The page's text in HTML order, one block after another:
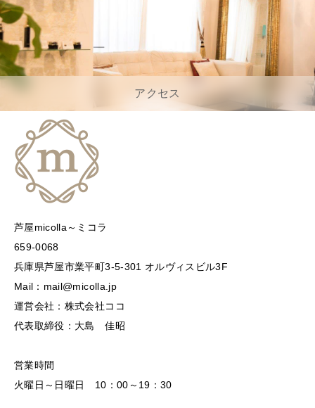
アクセス
芦屋micolla～ミコラ
659-0068
兵庫県芦屋市業平町3-5-301 オルヴィスビル3F
Mail：mail@micolla.jp
運営会社：株式会社ココ
代表取締役：大島 佳昭
営業時間
火曜日～日曜日 10：00～19：30